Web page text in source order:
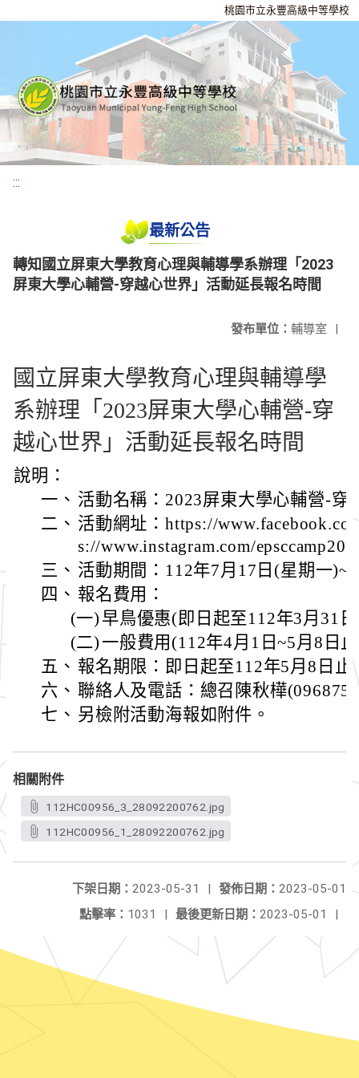
桃園市立永豐高級中等學校
:::
最新公告
轉知國立屏東大學教育心理與輔導學系辦理「2023
屏東大學心輔營-穿越心世界」活動延長報名時間
發布單位： 輔導室 |
國立屏東大學教育心理與輔導學
系辦理「2023屏東大學心輔營-穿
越心世界」活動延長報名時間
說明：
一、 活動名稱：2023屏東大學心輔營-穿
二、 活動網址：https://
s://www.instagram.com/
三、 活動期間：112年7月17日(星期一
四、 報名費用：
(一) 早鳥優惠(即日起至112年3月31
(二) 一般費用(112年4月1日~5月8日
五、 報名期限：即日起至112年5月8日止
六、 聯絡人及電話：總召陳秋樺
七、 另檢附活動海報如附件。
相關附件
112HC00956_3_28092200762.jpg
112HC00956_1_28092200762.jpg
發佈日期： 2023-05-01
下架日期： 2023-05-31
|
最後更新日期： 2023-05-01 |
點擊率： 1031 |